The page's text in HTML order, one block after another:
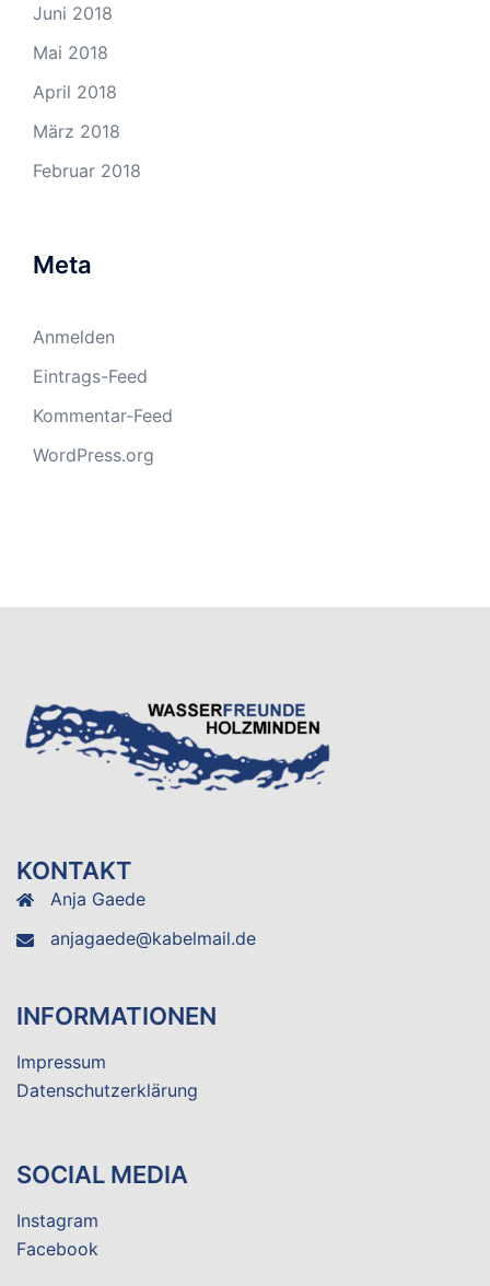
Juni 2018
Mai 2018
April 2018
März 2018
Februar 2018
Meta
Anmelden
Eintrags-Feed
Kommentar-Feed
WordPress.org
KONTAKT
Anja Gaede
anjagaede@kabelmail.de
INFORMATIONEN
Impressum
Datenschutzerklärung
SOCIAL MEDIA
Instagram
Facebook